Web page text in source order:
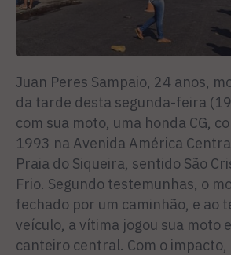
Juan Peres Sampaio, 24 anos,
da tarde desta segunda-feira
com sua moto, uma honda CG,
1993 na Avenida América
Praia do Siqueira, sentido São
Frio. Segundo testemunhas, o
fechado por um caminhão, e ao
veículo, a vítima jogou sua moto
canteiro central. Com o